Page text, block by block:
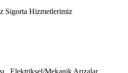
Sigorta Hizmetlerimiz